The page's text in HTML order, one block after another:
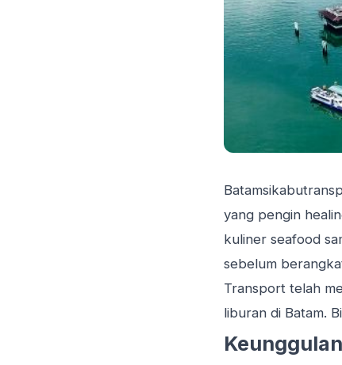
yang pengin
kuliner seafood
sebelum
Transport telah
liburan di Batam.